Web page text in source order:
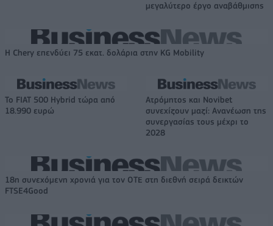
μεγαλύτερο έργο αναβάθμισης
Η Chery επενδύει 75 εκατ. δολάρια στην KG Mobility
Το FIAT 500 Hybrid τώρα από
18.990 ευρώ
Ατρόμητος και Novibet
συνεχίζουν μαζί: Ανανέωση της
συνεργασίας τους μέχρι το
2028
18η συνεχόμενη χρονιά για τον ΟΤΕ στη διεθνή σειρά δεικτών
FTSE4Good